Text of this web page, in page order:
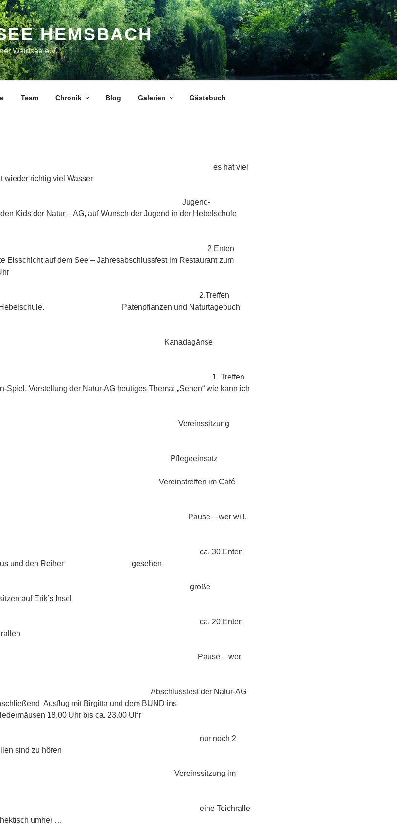
HEMSBACH
Waidsee e.V.
Team Chronik Blog Galerien Gästebuch
es hat viel
wieder richtig viel Wasser
Jugend-
Kids der Natur – AG, auf Wunsch der Jugend in der Hebelschule
2 Enten
Eisschicht auf dem See – Jahresabschlussfest im Restaurant zum
2.Treffen
in der Hebelschule, Patenpflanzen und Naturtagebuch
Kanadagänse
1. Treffen
Spiel, Vorstellung der Natur-AG heutiges Thema: „Sehen“ wie kann ich
Vereinssitzung
Pflegeeinsatz
Vereinstreffen im Café
Pause – wer will,
ca. 30 Enten
und den Reiher gesehen
große
auf Erik’s Insel
ca. 20 Enten
Pause – wer
der Natur-AG
Ausflug mit Birgitta und dem BUND ins
18.00 Uhr bis ca. 23.00 Uhr
nur noch 2
sind zu hören
Vereinssitzung im
eine Teichralle
umher …